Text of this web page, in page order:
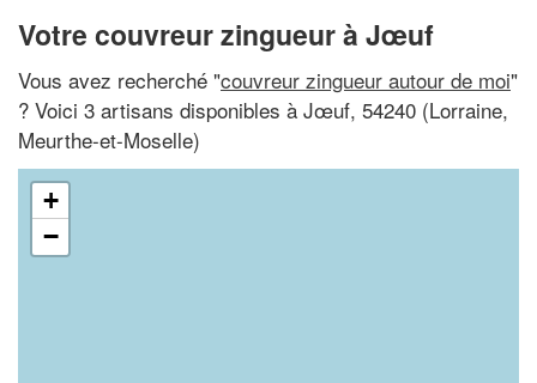
Votre couvreur zingueur à Jœuf
Vous avez recherché "couvreur zingueur autour de moi"
? Voici 3 artisans disponibles à Jœuf, 54240 (Lorraine,
Meurthe-et-Moselle)
+
−